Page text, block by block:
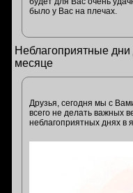
было у Вас на плечах.
Неблагоприятные
месяце
Друзья, сегодня мы с
всего не делать важных
неблагоприятных днях в